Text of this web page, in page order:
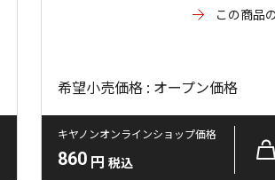
この商品
希望小売価格 : オープン価格
キヤノンオンラインショップ価格
860 円 税込